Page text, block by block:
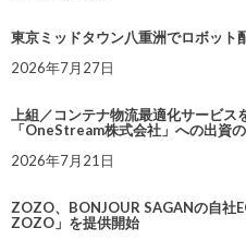
東京ミッドタウン八重洲でロボット
2026年7月27日
上組／コンテナ物流最適化サービ
「OneStream株式会社」への出資
2026年7月21日
ZOZO、BONJOUR SAGANの自社
ZOZO」を提供開始